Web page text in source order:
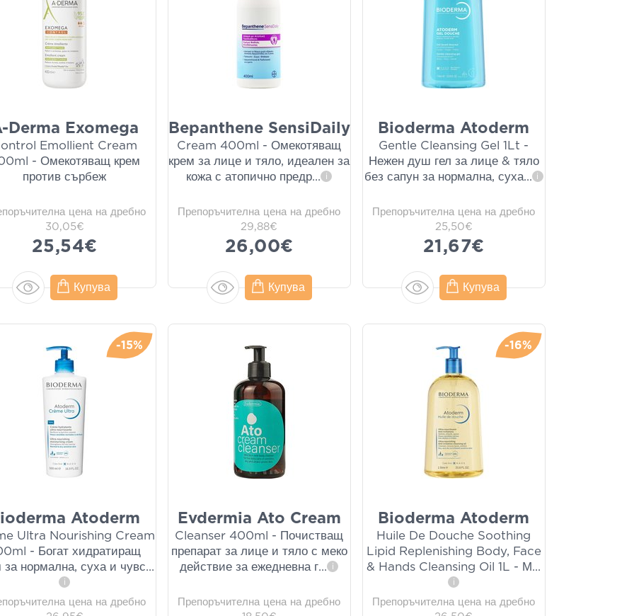
Derma Exomega
Emollient Cream
- Омекотяващ крем
против сърбеж
цена на дребно
30,05€
25,54€
Купува
Bepanthene SensiDaily
Cream 400ml - Омекотяващ
крем за лице и тяло, идеален за
кожа с атопично предр... i
Препоръчителна цена на дребно
29,88€
26,00€
Купува
Bioderma Atoderm
Gentle Cleansing Gel 1Lt -
Нежен душ гел за лице & тяло
без сапун за нормална, суха... i
Препоръчителна цена на дребно
25,50€
21,67€
Купува
-15%
Atoderm
Ultra Nourishing Cream
- Богат хидратиращ
за нормална, суха и чувс...
i
цена на дребно
Evdermia Ato Cream
Cleanser 400ml - Почистващ
препарат за лице и тяло с меко
действие за ежедневна г... i
Препоръчителна цена на дребно
-16%
Bioderma Atoderm
Huile De Douche Soothing
Lipid Replenishing Body, Face
& Hands Cleansing Oil 1L - М...
i
Препоръчителна цена на дребно